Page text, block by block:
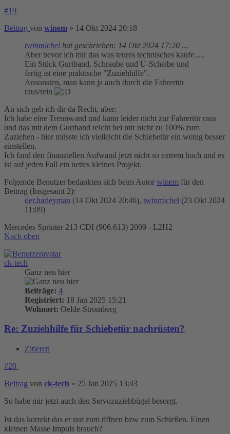
#19
Beitrag von winem » 14 Okt 2024 20:18
twinmichel hat geschrieben: 14 Okt 2024 17:20 ...
Aber bevor ich mir das was teures technisches kaufe.....
Ein Stück Gurtband, Schraube und U-Scheibe und
fertig ist eine praktische "Zuziehhilfe".
Ansonsten, man kann ja auch durch die Fahrertür
raus/rein
An sich geb ich dir da Recht, aber:
Ich habe eine Trennwand und kann leider nicht zur Fahrertür raus
und das mit dem Gurtband reicht bei mir nicht zu 100% zum
Zuziehen - hier müsste ich vielleicht die Schiebetür ein wenig besser
einstellen.
Ich fand den finanziellen Aufwand jetzt nicht so extrem hoch und es
ist auf jeden Fall ein nettes kleines Projekt.
Folgende Benutzer bedankten sich beim Autor winem für den
Beitrag (Insgesamt 2):
der.harleyman (14 Okt 2024 20:46), twinmichel (23 Okt 2024
11:09)
Mercedes Sprinter 213 CDI (906.613) 2009 - L2H2
Nach oben
ck-tech
Ganz neu hier
Beiträge: 4
Registriert: 18 Jan 2025 15:21
Wohnort: Oelde-Stromberg
Re: Zuziehhilfe für Schiebetür nachrüsten?
Zitieren
#20
Beitrag von ck-tech » 25 Jan 2025 13:43
So habe mir jetzt auch den Servozuziehbügel besorgt.
Ist das korrekt das er nur zum öffnen bzw zum Schießen. Einen
kleinen Masse Impuls brauch?